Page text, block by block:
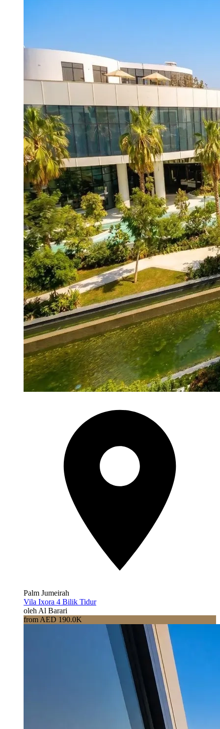
Palm Jumeirah
Vila Ixora 4 Bilik Tidur
oleh Al Barari
from AED 190.0K